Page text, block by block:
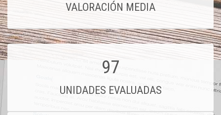
VALORACIÓN MEDIA
97
UNIDADES EVALUADAS